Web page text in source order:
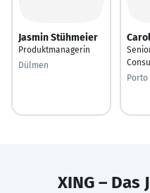
Jasmin Stühmeier
Produktmanagerin
Dülmen
Porto
XING –